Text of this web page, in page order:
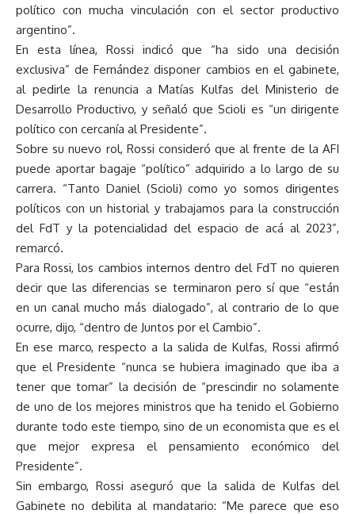
político con mucha vinculación con el sector productivo
argentino”.
En esta línea, Rossi indicó que “ha sido una decisión
exclusiva” de Fernández disponer cambios en el gabinete,
al pedirle la renuncia a Matías Kulfas del Ministerio de
Desarrollo Productivo, y señaló que Scioli es “un dirigente
político con cercanía al Presidente”.
Sobre su nuevo rol, Rossi consideró que al frente de la AFI
puede aportar bagaje “político” adquirido a lo largo de su
carrera. “Tanto Daniel (Scioli) como yo somos dirigentes
políticos con un historial y trabajamos para la construcción
del FdT y la potencialidad del espacio de acá al 2023”,
remarcó.
Para Rossi, los cambios internos dentro del FdT no quieren
decir que las diferencias se terminaron pero sí que “están
en un canal mucho más dialogado”, al contrario de lo que
ocurre, dijo, “dentro de Juntos por el Cambio”.
En ese marco, respecto a la salida de Kulfas, Rossi afirmó
que el Presidente “nunca se hubiera imaginado que iba a
tener que tomar” la decisión de “prescindir no solamente
de uno de los mejores ministros que ha tenido el Gobierno
durante todo este tiempo, sino de un economista que es el
que mejor expresa el pensamiento económico del
Presidente”.
Sin embargo, Rossi aseguró que la salida de Kulfas del
Gabinete no debilita al mandatario: “Me parece que eso